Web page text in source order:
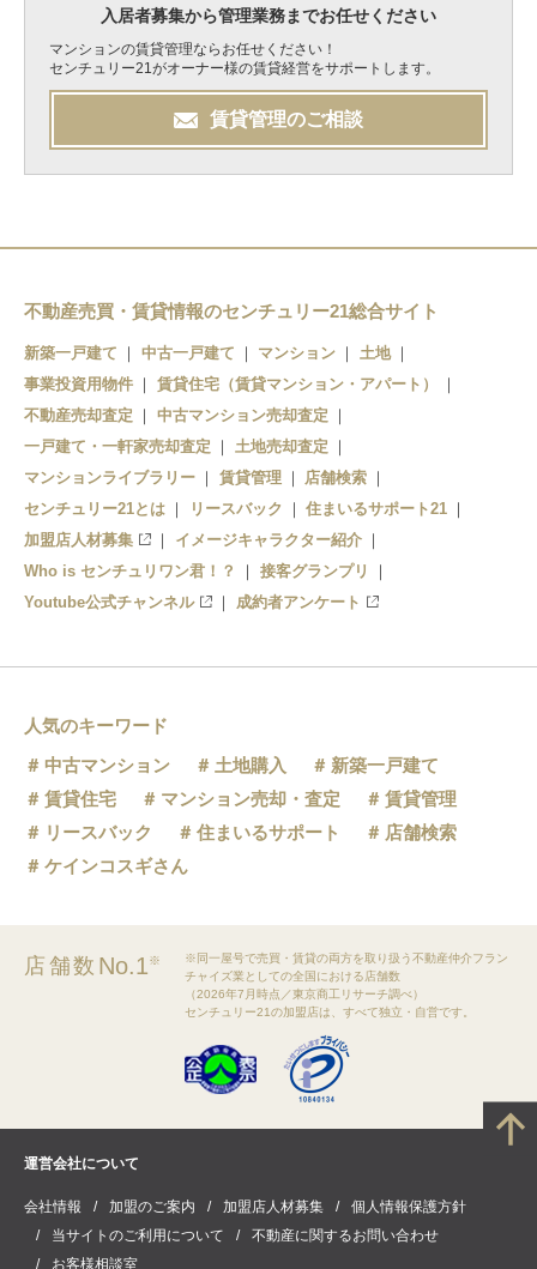
入居者募集から管理業務までお任せください
マンションの賃貸管理ならお任せください！
センチュリー21がオーナー様の賃貸経営をサポートします。
賃貸管理のご相談
不動産売買・賃貸情報のセンチュリー21総合サイト
新築一戸建て 中古一戸建て マンション
土地
事業投資用物件
賃貸住宅（賃貸マンション・アパート）
不動産売却査定
中古マンション売却査定
一戸建て・一軒家売却査定
土地売却査定
マンションライブラリー
賃貸管理
店舗検索
センチュリー21とは
リースバック
住まいるサポート21
加盟店人材募集
イメージキャラクター紹介
Who is センチュリワン君！？
接客グランプリ
Youtube公式チャンネル
成約者アンケート
人気のキーワード
中古マンション
土地購入
新築一戸建て
賃貸住宅
マンション売却・査定
賃貸管理
リースバック
住まいるサポート
店舗検索
ケインコスギさん
店舗数 No.1※
※同一屋号で売買・賃貸の両方を取り扱う不動産仲介フラン
チャイズ業としての全国における店舗数
（2026年7月時点／東京商工リサーチ調べ）
センチュリー21の加盟店は、すべて独立・自営です。
運営会社について
会社情報 加盟のご案内 加盟店人材募集
個人情報保護方針
当サイトのご利用について
不動産に関するお問い合わせ
お客様相談室